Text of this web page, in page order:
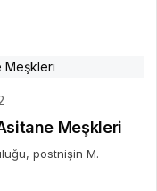
Meşkleri
postnişin M.